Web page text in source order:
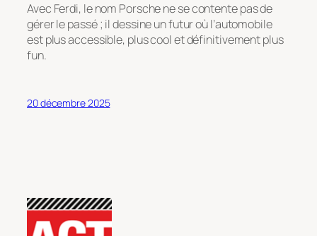
Avec Ferdi, le nom Porsche ne se contente pas de
gérer le passé ; il dessine un futur où l’automobile
est plus accessible, plus cool et définitivement plus
fun.
20 décembre 2025